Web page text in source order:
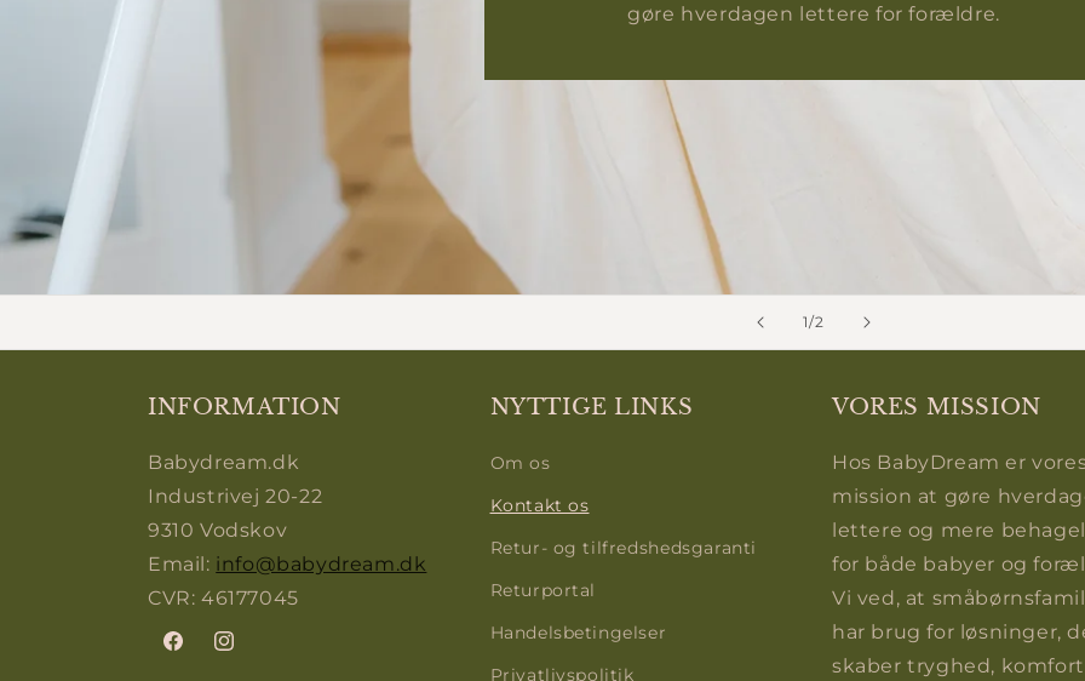
gøre hverdagen lettere for forældre.
1/af
2
INFORMATION
Babydream.dk
Industrivej 20-22
9310 Vodskov
Email: info@babydream.dk
CVR: 46177045
FacebookInstagram
NYTTIGE LINKS
Om os
Kontakt os
Retur- og tilfredshedsgaranti
Returportal
Handelsbetingelser
Privatlivspolitik
VORES MISSION
Hos BabyDream er
mission at gøre
lettere og mere
for både babyer og
Vi ved, at
har brug for løsninger,
skaber tryghed,